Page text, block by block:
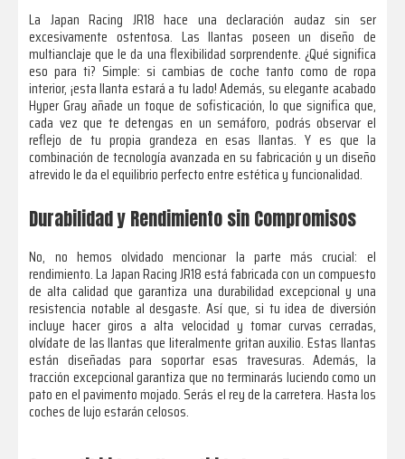
La Japan Racing JR18 hace una declaración audaz sin ser
excesivamente ostentosa. Las llantas poseen un diseño de
multianclaje que le da una flexibilidad sorprendente. ¿Qué significa
eso para ti? Simple: si cambias de coche tanto como de ropa
interior, ¡esta llanta estará a tu lado! Además, su elegante acabado
Hyper Gray añade un toque de sofisticación, lo que significa que,
cada vez que te detengas en un semáforo, podrás observar el
reflejo de tu propia grandeza en esas llantas. Y es que la
combinación de tecnología avanzada en su fabricación y un diseño
atrevido le da el equilibrio perfecto entre estética y funcionalidad.
Durabilidad y Rendimiento sin Compromisos
No, no hemos olvidado mencionar la parte más crucial: el
rendimiento. La Japan Racing JR18 está fabricada con un compuesto
de alta calidad que garantiza una durabilidad excepcional y una
resistencia notable al desgaste. Así que, si tu idea de diversión
incluye hacer giros a alta velocidad y tomar curvas cerradas,
olvídate de las llantas que literalmente gritan auxilio. Estas llantas
están diseñadas para soportar esas travesuras. Además, la
tracción excepcional garantiza que no terminarás luciendo como un
pato en el pavimento mojado. Serás el rey de la carretera. Hasta los
coches de lujo estarán celosos.